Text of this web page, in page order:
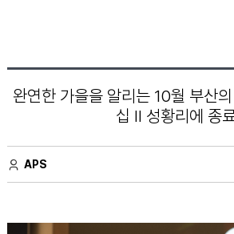
완연한 가을을 알리는 10월 부산
십 II 성황리에 종
APS